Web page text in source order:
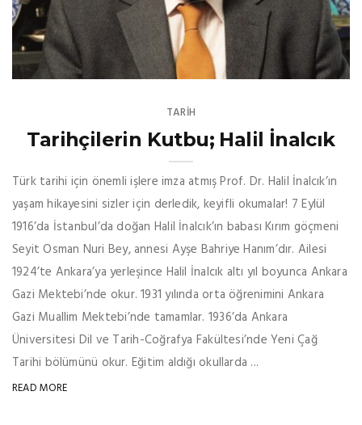
TARİH
Tarihçilerin Kutbu; Halil İnalcık
Türk tarihi için önemli işlere imza atmış Prof. Dr. Halil İnalcık’ın
yaşam hikayesini sizler için derledik, keyifli okumalar! 7 Eylül
1916’da İstanbul’da doğan Halil İnalcık’ın babası Kırım göçmeni
Seyit Osman Nuri Bey, annesi Ayşe Bahriye Hanım’dır. Ailesi
1924’te Ankara’ya yerleşince Halil İnalcık altı yıl boyunca Ankara
Gazi Mektebi’nde okur. 1931 yılında orta öğrenimini Ankara
Gazi Muallim Mektebi’nde tamamlar. 1936’da Ankara
Üniversitesi Dil ve Tarih-Coğrafya Fakültesi’nde Yeni Çağ
Tarihi bölümünü okur. Eğitim aldığı okullarda ...
READ MORE